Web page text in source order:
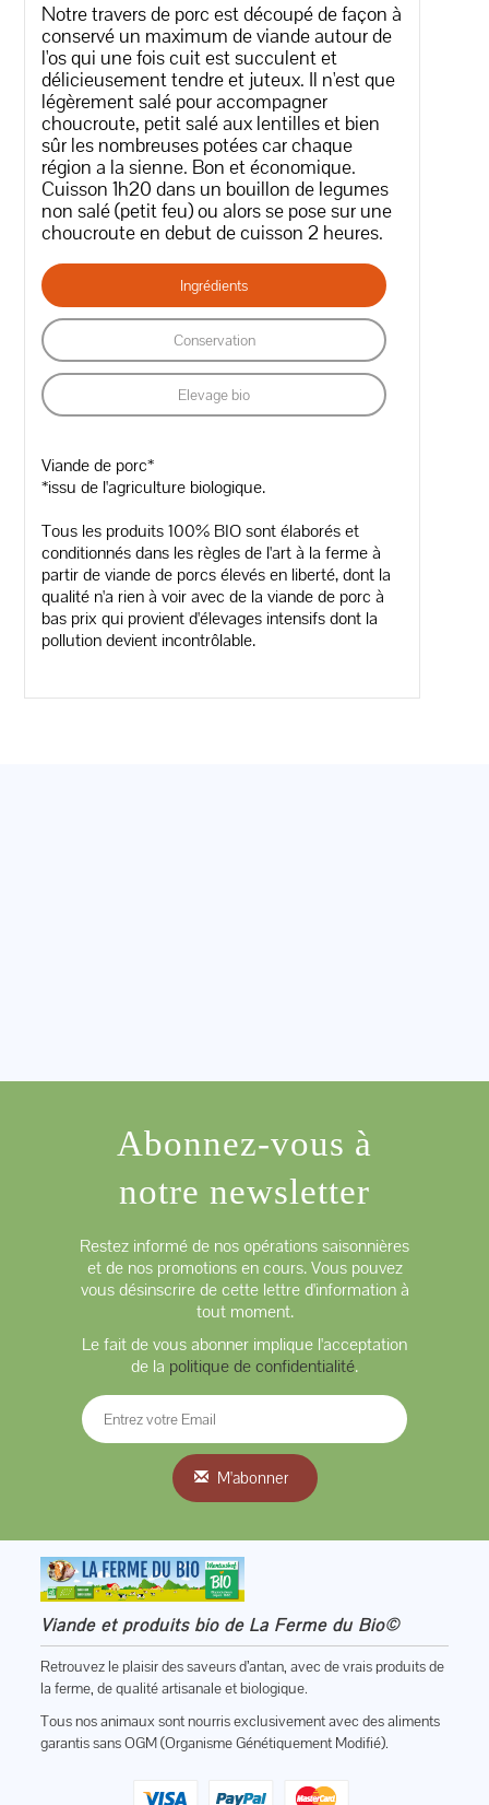
Notre travers de porc est découpé de façon à
conservé un maximum de viande autour de
l'os qui une fois cuit est succulent et
délicieusement tendre et juteux. Il n'est que
légèrement salé pour accompagner
choucroute, petit salé aux lentilles et bien
sûr les nombreuses potées car chaque
région a la sienne. Bon et économique.
Cuisson 1h20 dans un bouillon de legumes
non salé (petit feu) ou alors se pose sur une
choucroute en debut de cuisson 2 heures.
Ingrédients
Conservation
Elevage bio
Viande de porc*
*issu de l'agriculture biologique.
Tous les produits 100% BIO sont élaborés et
conditionnés dans les règles de l'art à la ferme à
partir de viande de porcs élevés en liberté, dont la
qualité n'a rien à voir avec de la viande de porc à
bas prix qui provient d'élevages intensifs dont la
pollution devient incontrôlable.
Abonnez-vous à
notre newsletter
Restez informé de nos opérations saisonnières
et de nos promotions en cours. Vous pouvez
vous désinscrire de cette lettre d'information à
tout moment.
Le fait de vous abonner implique l'acceptation
de la politique de confidentialité.
M'abonner
Viande et produits bio de La Ferme du Bio©
Retrouvez le plaisir des saveurs d’antan, avec de vrais produits de
la ferme, de qualité artisanale et biologique.
Tous nos animaux sont nourris exclusivement avec des aliments
garantis sans OGM (Organisme Génétiquement Modifié).